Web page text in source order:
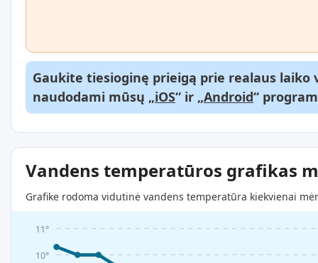
Gaukite tiesioginę prieigą prie realaus
naudodami mūsų „iOS“ ir „Android“
Vandens temperatūros grafikas
Grafike rodoma vidutinė vandens temperatūra kiekvienai
10°
11°